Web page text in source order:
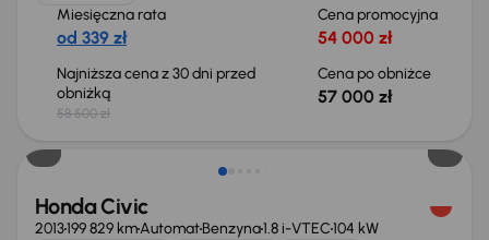
Miesięczna rata
od 339 zł
Cena promocyjna
54 000 zł
Najniższa cena z 30 dni przed
obniżką
58 500 zł
Cena po obniżce
57 000 zł
Taniej o 500 zł
Honda Civic
2013199 829 kmAutomatBenzyna1.8 i-VTEC104 kW